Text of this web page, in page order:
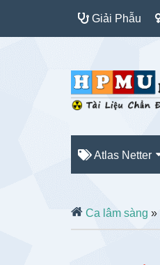
Giải Phẫu
Atlas Netter
Ca lâm sàng »